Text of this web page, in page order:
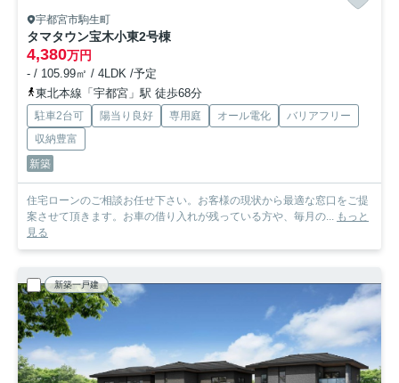
宇都宮市駒生町
タマタウン宝木小東2号棟
4,380万円
- / 105.99㎡ / 4LDK /予定
東北本線「宇都宮」駅 徒歩68分
駐車2台可 陽当り良好 専用庭 オール電化
バリアフリー
収納豊富
新築
住宅ローンのご相談お任せ下さい。お客様の現状から最適な窓口をご提
案させて頂きます。お車の借り入れが残っている方や、毎月の... もっと
見る
新築一戸建